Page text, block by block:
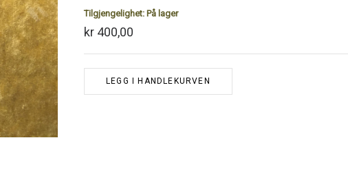
Tilgjengelighet: På lager
kr 400,00
LEGG I HANDLEKURVEN